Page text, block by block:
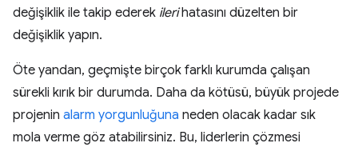
değişiklik ile takip ederek ilerihatasını düzelten bir
değişiklik yapın.
Öte yandan, geçmişte birçok farklı kurumda çalışan
sürekli kırık bir durumda. Daha da kötüsü, büyük projede
projenin alarm yorgunluğuna neden olacak kadar sık
mola verme göz atabilirsiniz. Bu, liderlerin çözmesi